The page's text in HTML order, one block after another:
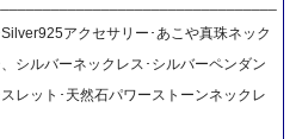
アクセサリー･あこや真珠ネック
シルバーネックレス･シルバーペンダン
レット･天然石パワーストーンネックレ